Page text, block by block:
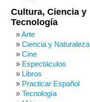
Cultura, Ciencia y
Tecnología
Arte
Ciencia y Naturaleza
Cine
Espectáculos
Libros
Practicar Español
Tecnología